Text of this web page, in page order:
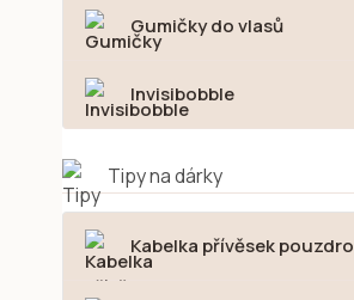
Gumičky do vlasů
Invisibobble
Tipy na dárky
Kabelka přívěsek pouzdro